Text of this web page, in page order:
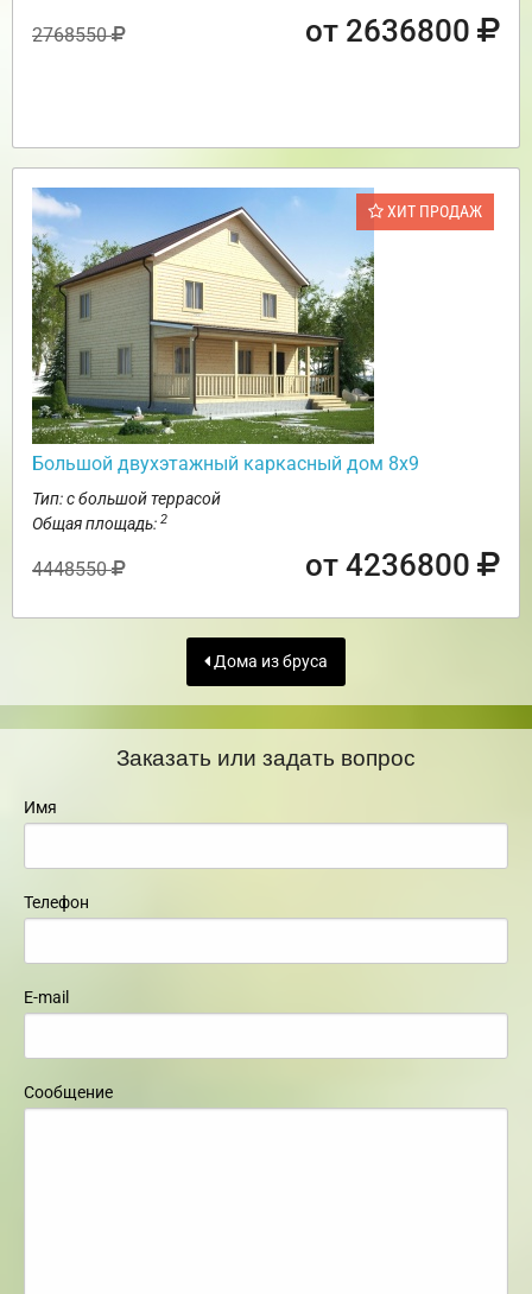
2768550 от 2636800
ХИТ ПРОДАЖ
Большой двухэтажный каркасный дом 8х9
Тип: с большой террасой
Общая площадь: 2
4448550 от 4236800
Дома из бруса
Заказать или задать вопрос
Имя
Телефон
E-mail
Сообщение